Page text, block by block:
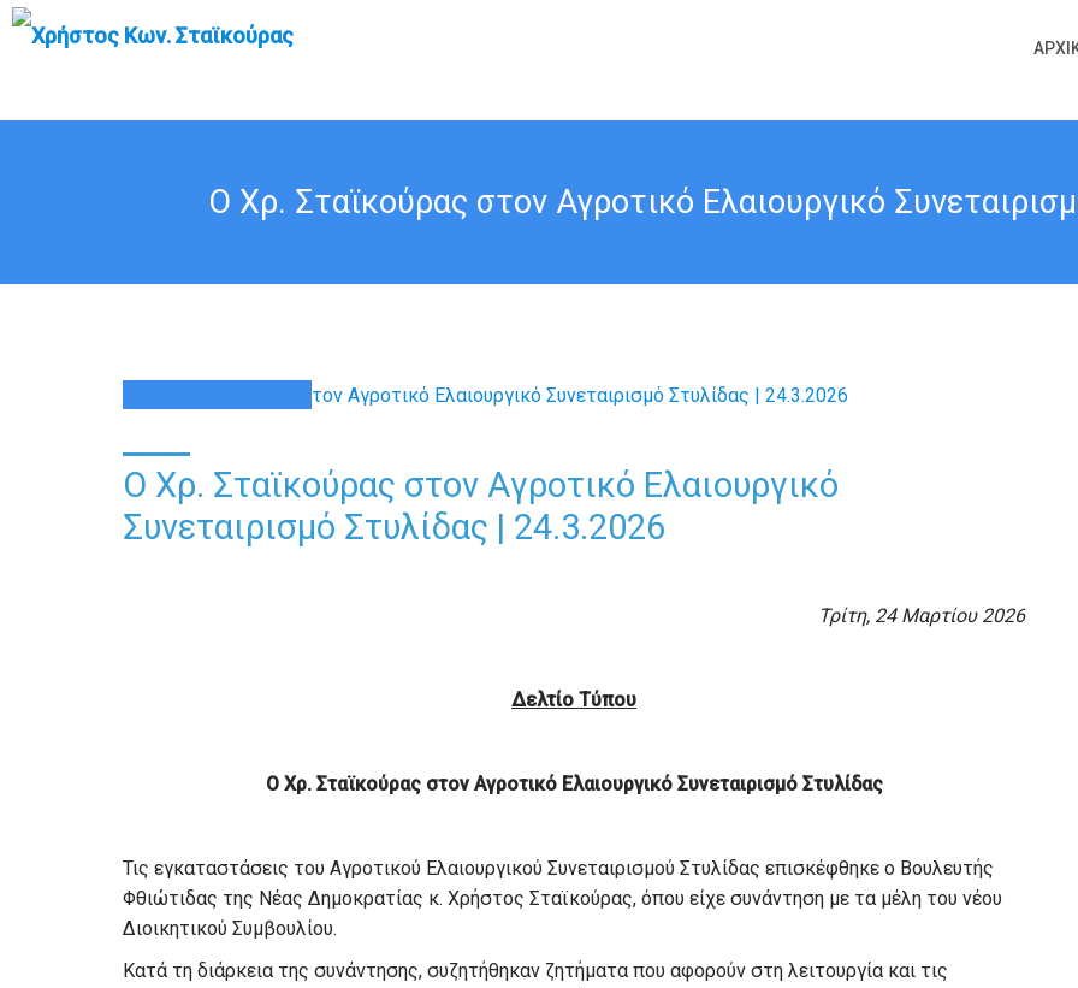
Ο Χρ. Σταϊκούρας στον Αγροτικό Ελαιουργικό
Ο Χρ. Σταϊκούρας στον Αγροτικό Ελαιουργικό
Συνεταιρισμό Στυλίδας | 24.3.2026
Τρίτη, 24 Μαρτίου 2026
Δελτίο Τύπου
Ο Χρ. Σταϊκούρας στον Αγροτικό Ελαιουργικό Συνεταιρισμό Στυλίδας
Τις εγκαταστάσεις του Αγροτικού Ελαιουργικού Συνεταιρισμού Στυλίδας επισκέφθηκε ο Βουλευτής
Φθιώτιδας της Νέας Δημοκρατίας κ. Χρήστος Σταϊκούρας, όπου είχε συνάντηση με τα μέλη του νέου
Διοικητικού Συμβουλίου.
Κατά τη διάρκεια της συνάντησης, συζητήθηκαν ζητήματα που αφορούν στη λειτουργία και τις